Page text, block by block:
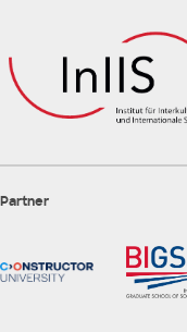
Partner